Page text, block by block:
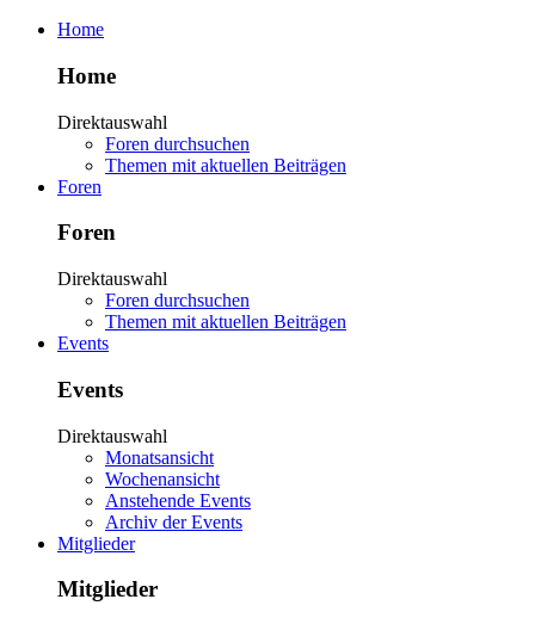
Home
Home
Direktauswahl
Foren durchsuchen
Themen mit aktuellen Beiträgen
Foren
Foren
Direktauswahl
Foren durchsuchen
Themen mit aktuellen Beiträgen
Events
Events
Direktauswahl
Monatsansicht
Wochenansicht
Anstehende Events
Archiv der Events
Mitglieder
Mitglieder